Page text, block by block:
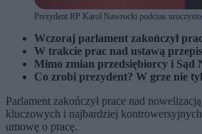
Prezydent RP Karol Nawrocki podczas
Wczoraj parlament zakończył
W trakcie prac nad ustawą
Mimo zmian przedsiębiorcy i Sąd
Co zrobi prezydent? W grze nie
Parlament zakończył prace nad
kluczowych i najbardziej
umowę o pracę.